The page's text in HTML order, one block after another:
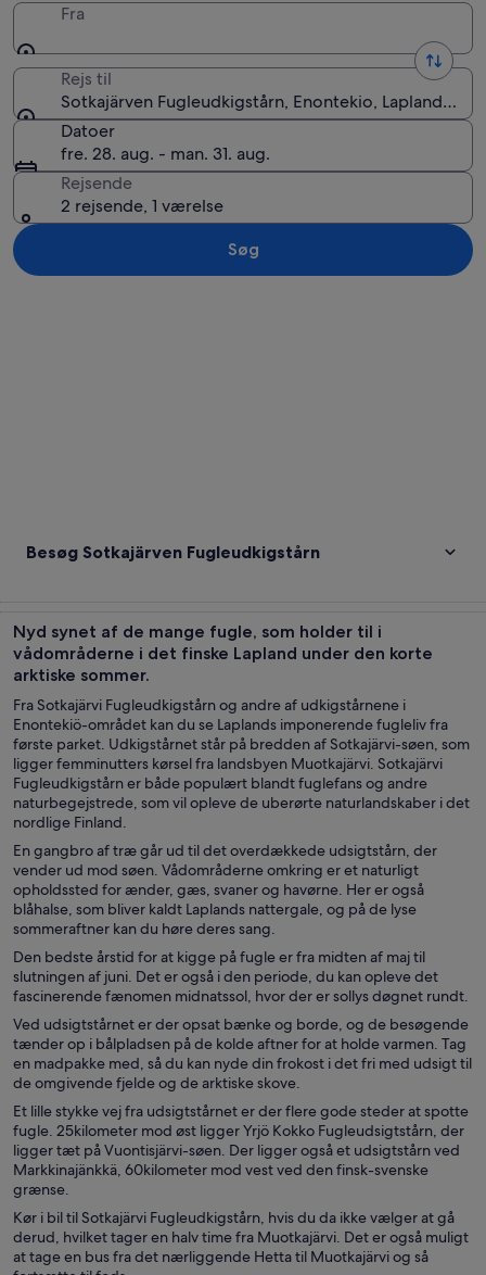
Fra
Rejs til
Sotkajärven Fugleudkigstårn, Enontekio, Lapland,
Datoer
fre. 28. aug. - man. 31. aug.
Rejsende
2 rejsende, 1 værelse
Søg
Besøg Sotkajärven Fugleudkigstårn
Nyd synet af de mange fugle, som holder til i
vådområderne i det finske Lapland under den korte
arktiske sommer.
Fra Sotkajärvi Fugleudkigstårn og andre af udkigstårnene i
Enontekiö-området kan du se Laplands imponerende fugleliv fra
første parket. Udkigstårnet står på bredden af Sotkajärvi-søen, som
ligger femminutters kørsel fra landsbyen Muotkajärvi. Sotkajärvi
Fugleudkigstårn er både populært blandt fuglefans og andre
naturbegejstrede, som vil opleve de uberørte naturlandskaber i det
nordlige Finland.
En gangbro af træ går ud til det overdækkede udsigtstårn, der
vender ud mod søen. Vådområderne omkring er et naturligt
opholdssted for ænder, gæs, svaner og havørne. Her er også
blåhalse, som bliver kaldt Laplands nattergale, og på de lyse
sommeraftner kan du høre deres sang.
Den bedste årstid for at kigge på fugle er fra midten af maj til
slutningen af juni. Det er også i den periode, du kan opleve det
fascinerende fænomen midnatssol, hvor der er sollys døgnet rundt.
Ved udsigtstårnet er der opsat bænke og borde, og de besøgende
tænder op i bålpladsen på de kolde aftner for at holde varmen. Tag
en madpakke med, så du kan nyde din frokost i det fri med udsigt til
de omgivende fjelde og de arktiske skove.
Et lille stykke vej fra udsigtstårnet er der flere gode steder at spotte
fugle. 25kilometer mod øst ligger Yrjö Kokko Fugleudsigtstårn, der
ligger tæt på Vuontisjärvi-søen. Der ligger også et udsigtstårn ved
Markkinajänkkä, 60kilometer mod vest ved den finsk-svenske
grænse.
Kør i bil til Sotkajärvi Fugleudkigstårn, hvis du da ikke vælger at gå
derud, hvilket tager en halv time fra Muotkajärvi. Det er også muligt
at tage en bus fra det nærliggende Hetta til Muotkajärvi og så